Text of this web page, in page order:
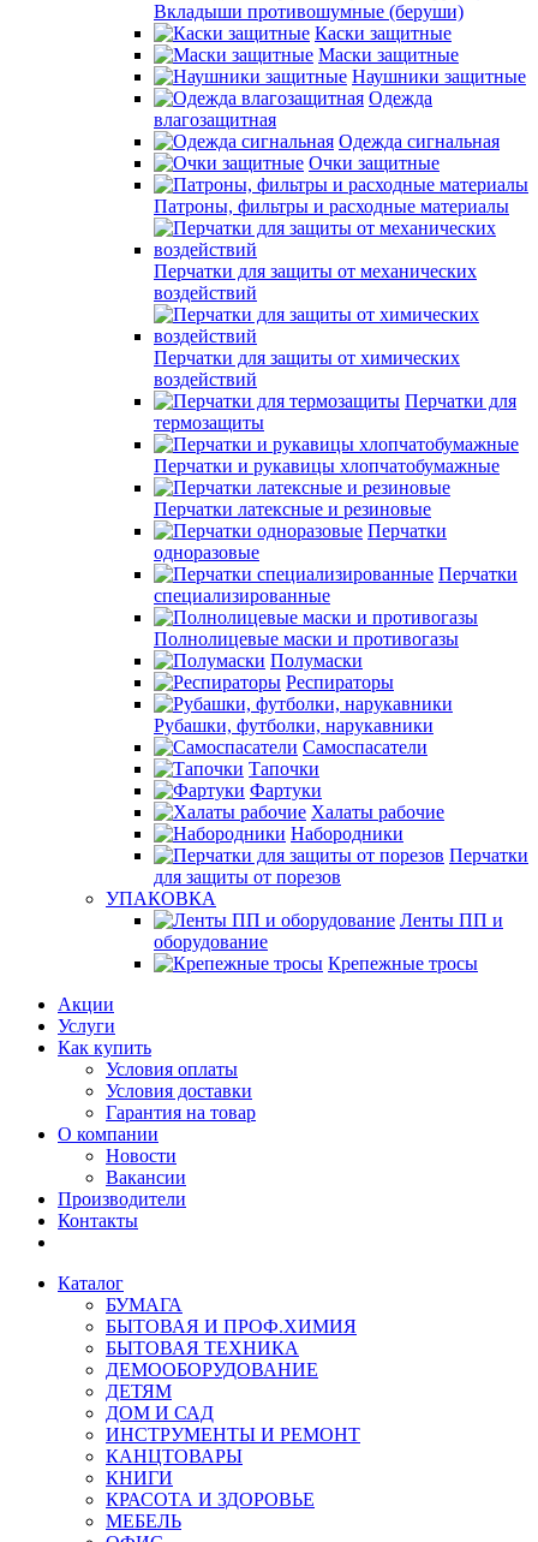
Вкладыши противошумные (беруши)
Каски защитные
Маски защитные
Наушники защитные
Одежда
влагозащитная
Одежда сигнальная
Очки защитные
Патроны, фильтры и расходные материалы
Перчатки для защиты от механических
воздействий
Перчатки для защиты от химических
воздействий
Перчатки для
термозащиты
Перчатки и рукавицы хлопчатобумажные
Перчатки латексные и резиновые
Перчатки
одноразовые
Перчатки
специализированные
Полнолицевые маски и противогазы
Полумаски
Респираторы
Рубашки, футболки, нарукавники
Самоспасатели
Тапочки
Фартуки
Халаты рабочие
Набородники
Перчатки
для защиты от порезов
УПАКОВКА
Ленты ПП и
оборудование
Крепежные тросы
Акции
Услуги
Как купить
Условия оплаты
Условия доставки
Гарантия на товар
О компании
Новости
Вакансии
Производители
Контакты
Каталог
БУМАГА
БЫТОВАЯ И ПРОФ.ХИМИЯ
БЫТОВАЯ ТЕХНИКА
ДЕМООБОРУДОВАНИЕ
ДЕТЯМ
ДОМ И САД
ИНСТРУМЕНТЫ И РЕМОНТ
КАНЦТОВАРЫ
КНИГИ
КРАСОТА И ЗДОРОВЬЕ
МЕБЕЛЬ